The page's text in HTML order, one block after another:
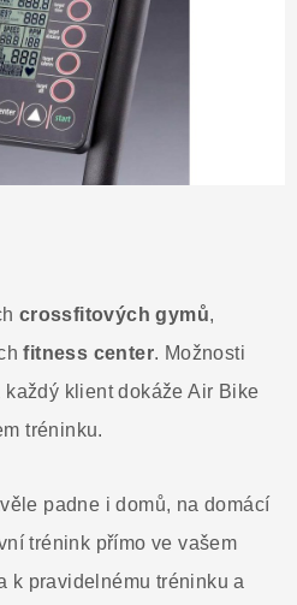
crossfitových gymů,
fitness center. Možnosti
klient dokáže Air Bike
tréninku.
padne i domů, na domácí
trénink přímo ve vašem
k pravidelnému tréninku a